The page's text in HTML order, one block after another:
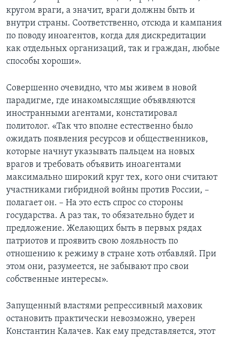
кругом враги, а значит, враги должны быть и
внутри страны. Соответственно, отсюда и кампания
по поводу иноагентов, когда для дискредитации
как отдельных организаций, так и граждан, любые
способы хороши».
Совершенно очевидно, что мы живем в новой
парадигме, где инакомыслящие объявляются
иностранными агентами, констатировал
политолог. «Так что вполне естественно было
ожидать появления ресурсов и общественников,
которые начнут указывать пальцем на новых
врагов и требовать объявить иноагентами
максимально широкий круг тех, кого они считают
участниками гибридной войны против России, –
полагает он. – На это есть спрос со стороны
государства. А раз так, то обязательно будет и
предложение. Желающих быть в первых рядах
патриотов и проявить свою лояльность по
отношению к режиму в стране хоть отбавляй. При
этом они, разумеется, не забывают про свои
собственные интересы».
Запущенный властями репрессивный маховик
остановить практически невозможно, уверен
Константин Калачев. Как ему представляется, этот